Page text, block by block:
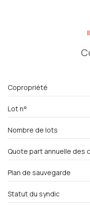
interphone
Copropriété
Lot n°
Nombre de lots
Quote part annuelle des
Plan de sauvegarde
Statut du syndic